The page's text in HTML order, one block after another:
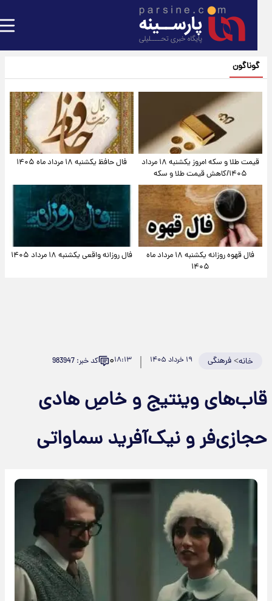
گوناگون
قیمت طلا و سکه امروز یکشنبه ۱۸ مرداد
۱۴۰۵/کاهش قیمت طلا و سکه
فال حافظ یکشنبه ۱۸ مرداد ماه ۱۴۰۵
فال قهوه روزانه یکشنبه ۱۸ مرداد ماه
۱۴۰۵
فال روزانه واقعی یکشنبه ۱۸ مرداد ۱۴۰۵
خانه>فرهنگی ۱۸:۱۳۰ کد خبر: 983947
وینتیج و خاصِ هادی
و نیک‌آفرید سماواتی